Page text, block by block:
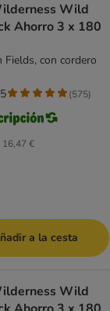
Wild
Fields, con cordero
16,47 €
(575)
a la cesta
Wild